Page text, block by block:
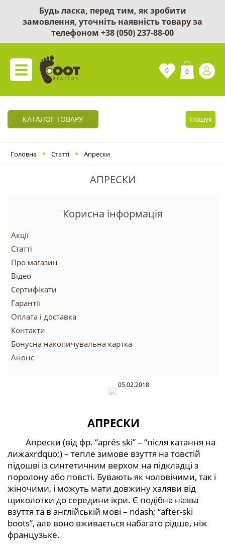
Будь ласка, перед тим, як зробити
замовлення, уточніть наявність товару за
телефоном +38 (050) 237-88-00
0 0
КАТАЛОГ ТОВАРУ Пошук
Головна Статті Апрески
АПРЕСКИ
Корисна інформація
Акції
Статті
Про магазин
Відео
Сертифікати
Гарантії
Оплата і доставка
Контакти
Бонусна накопичувальна картка
Анонс
05.02.2018
АПРЕСКИ
Апрески (від фр. “aprés ski” – “після катання на
лижахrdquo;) – тепле зимове взуття на товстій
підошві із синтетичним верхом на підкладці з
поролону або повсті. Бувають як чоловічими, так і
жіночими, і можуть мати довжину халяви від
щиколотки до середини ікри. Є подібна назва
взуття та в англійській мові – ndash; “after-ski
boots”, але воно вживається набагато рідше, ніж
французьке.